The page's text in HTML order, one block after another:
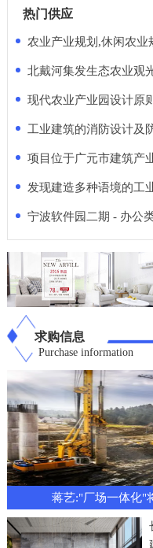
热门供应
农业产业规划,休闲农业
北戴河集发生态农业观
现代农业产业园设计原
工业建筑的消防设计及
项目位于广元市建筑产
发现建造多种语境的工业
宁波软件园二期 - 办公
求购信息
Purchase information
蒋艺:"厂场一体化"